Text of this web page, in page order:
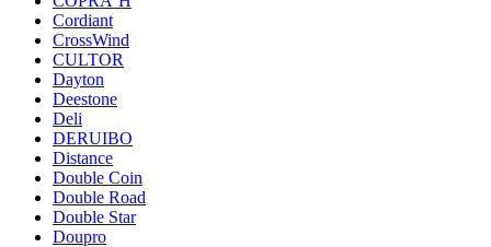
Cordiant
CrossWind
CULTOR
Dayton
Deestone
Deli
DERUIBO
Distance
Double Coin
Double Road
Double Star
Doupro